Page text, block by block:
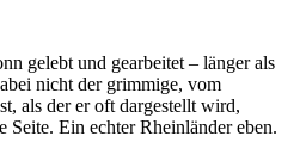
gelebt und gearbeitet – länger als
nicht der grimmige, vom
als der er oft dargestellt wird,
Seite. Ein echter Rheinländer eben.